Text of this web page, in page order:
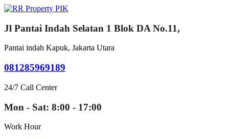
Jl Pantai Indah Selatan 1 Blok DA No.11,
Pantai indah Kapuk, Jakarta Utara
081285969189
24/7 Call Center
Mon - Sat: 8:00 - 17:00
Work Hour